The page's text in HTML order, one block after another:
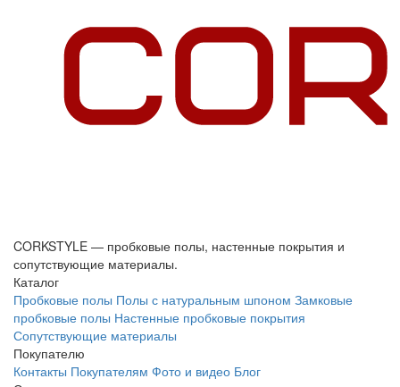
CORKSTYLE — пробковые полы, настенные покрытия и
сопутствующие материалы.
Каталог
Пробковые полы Полы с натуральным шпоном Замковые
пробковые полы Настенные пробковые покрытия
Сопутствующие материалы
Покупателю
Контакты Покупателям Фото и видео Блог